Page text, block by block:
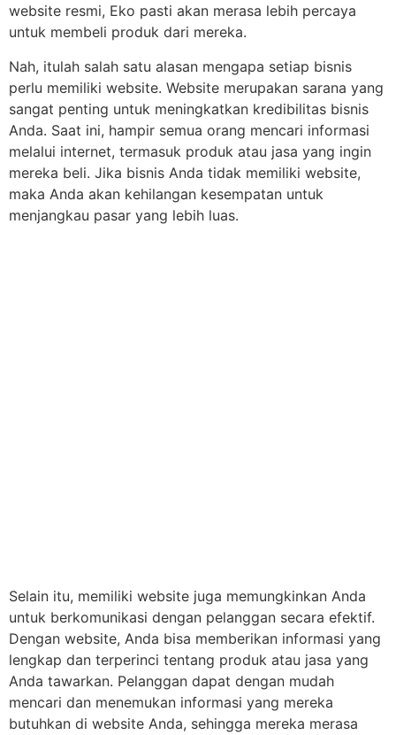
website resmi, Eko pasti akan merasa lebih percaya
untuk membeli produk dari mereka.
Nah, itulah salah satu alasan mengapa setiap bisnis
perlu memiliki website. Website merupakan sarana yang
sangat penting untuk meningkatkan kredibilitas bisnis
Anda. Saat ini, hampir semua orang mencari informasi
melalui internet, termasuk produk atau jasa yang ingin
mereka beli. Jika bisnis Anda tidak memiliki website,
maka Anda akan kehilangan kesempatan untuk
menjangkau pasar yang lebih luas.
Selain itu, memiliki website juga memungkinkan Anda
untuk berkomunikasi dengan pelanggan secara efektif.
Dengan website, Anda bisa memberikan informasi yang
lengkap dan terperinci tentang produk atau jasa yang
Anda tawarkan. Pelanggan dapat dengan mudah
mencari dan menemukan informasi yang mereka
butuhkan di website Anda, sehingga mereka merasa